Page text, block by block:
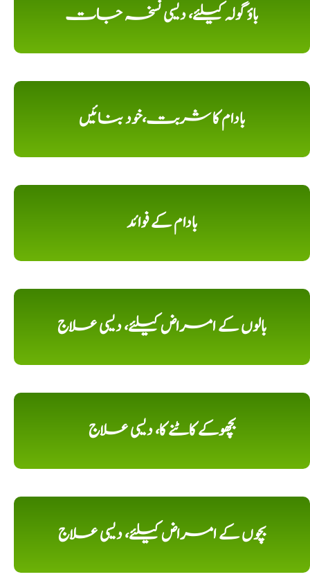
باؤ گولہ کیلئے، دیسی نسخہ جات
بادام کا شربت،خود بنائیں
بادام کے فوائد
بالوں کے امراض کیلئے، دیسی علاج
بچھوکے کاٹنے کا، دیسی علاج
بچوں کے امراض کیلئے، دیسی علاج